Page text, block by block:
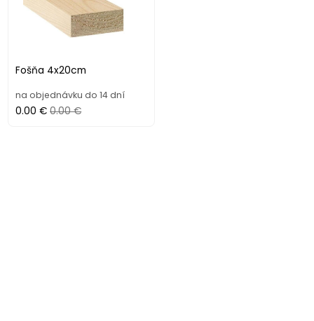
Fošňa 4x20cm
na objednávku do 14 dní
0.00 € 0.00 €